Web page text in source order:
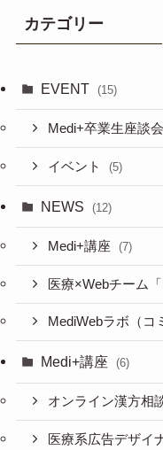
カテゴリー
EVENT (15)
Medi+卒業生座談会
イベント (5)
NEWS (12)
Medi+講座 (7)
医療×Webチーム
MediWebラボ（コ
Medi+講座 (6)
オンライン漢方相
医療系広告デザイ